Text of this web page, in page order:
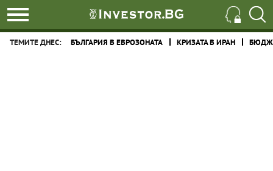
ТЕМИТЕ ДНЕС: БЪЛГАРИЯ В ЕВРОЗОНАТА КРИЗАТА В ИРАН